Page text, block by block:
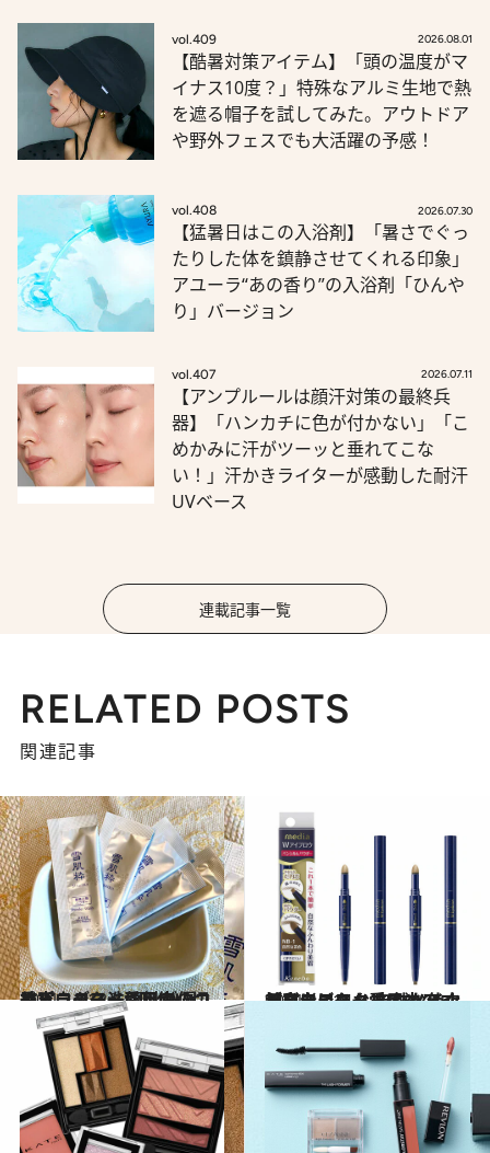
vol.409 2026.08.01
【酷暑対策アイテム】「頭の温度がマ
イナス10度？」特殊なアルミ生地で熱
を遮る帽子を試してみた。アウトドア
や野外フェスでも大活躍の予感！
vol.408 2026.07.30
【猛暑日はこの入浴剤】「暑さでぐっ
たりした体を鎮静させてくれる印象」
アユーラ“あの香り”の入浴剤「ひんや
り」バージョン
vol.407 2026.07.11
【アンプルールは顔汗対策の最終兵
器】「ハンカチに色が付かない」「こ
めかみに汗がツーッと垂れてこな
い！」汗かきライターが感動した耐汗
UVベース
連載記事一覧
RELATED POSTS
関連記事
2021.11.12
美容ライター愛用中のコンビニコスメ 1回使い切りパウダー洗顔料が優秀！
ビューティ＆ヘルス 2021.11.14
美容ライター愛用中のコンビニコスメ 自然な仕上がりにビックリ！ メイク初心者にもおすすめアイブロウ
ビューティ＆ヘルス